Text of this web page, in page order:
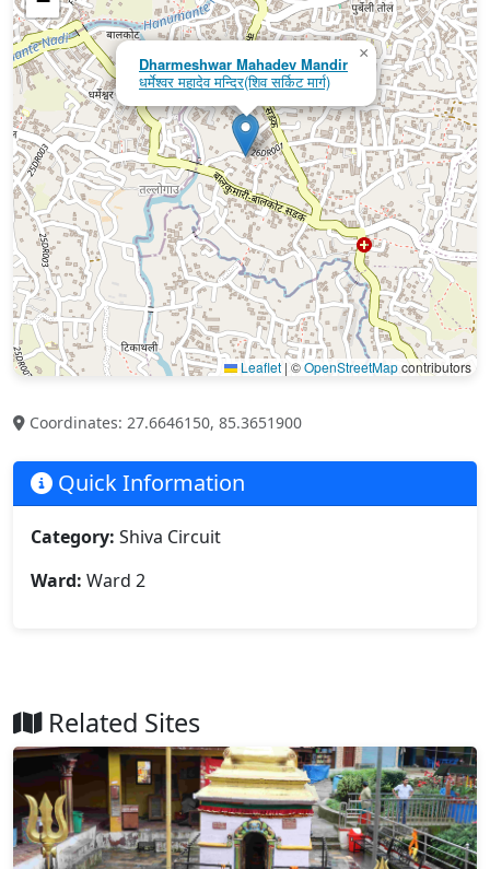
Dharmeshwar Mahadev Mandir
धर्मेश्वर महादेव मन्दिर(शिव सर्किट मार्ग)
×
Leaflet | ©OpenStreetMapcontributors
Coordinates: 27.6646150, 85.3651900
Quick Information
Category: Shiva Circuit
Ward: Ward 2
Related Sites